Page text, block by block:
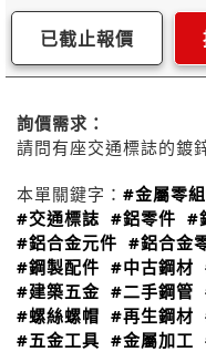
已截止報價
詢價需求：
請問有座交通標誌的鍍
本單關鍵字： #金屬零
#交通標誌 #鋁零件 #
#鋁合金元件 #鋁合金
#鋼製配件 #中古鋼材
#建築五金 #二手鋼管
#螺絲螺帽 #再生鋼材
#五金工具 #金屬加工